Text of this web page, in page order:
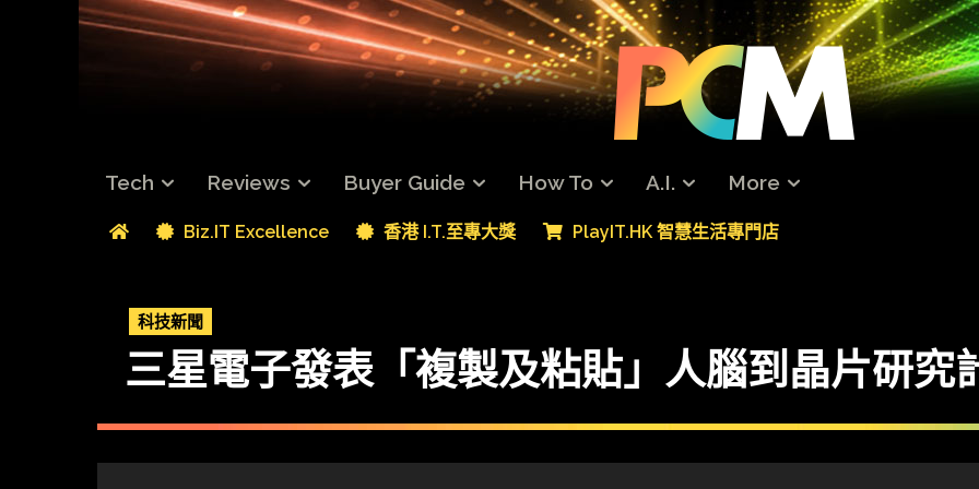
Tech Reviews Buyer Guide How To A.I. More
Biz.IT Excellence 香港 I.T.至專大獎 PlayIT.HK 智慧生活專門店
科技新聞
三星電子發表「複製及粘貼」人腦到晶片研究